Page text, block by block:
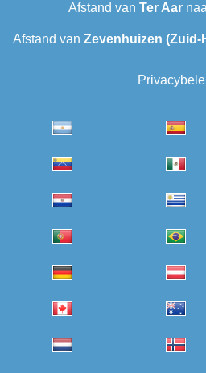
Afstand van Ter Aar‎
Afstand van Zevenhuizen (Zuid-